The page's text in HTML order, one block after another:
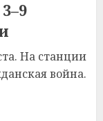
На станции
война.